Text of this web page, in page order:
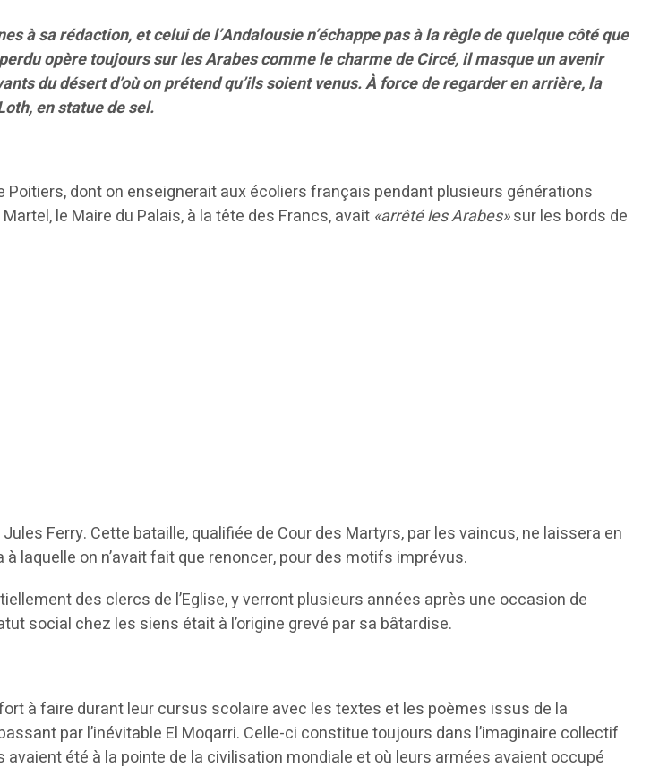
sa rédaction, et celui de l’Andalousie n’échappe pas à la règle de quelque côté que
opère toujours sur les Arabes comme le charme de Circé, il masque un avenir
du désert d’où on prétend qu’ils soient venus. À force de regarder en arrière, la
en statue de sel.
dont on enseignerait aux écoliers français pendant plusieurs générations
le Maire du Palais, à la tête des Francs, avait «arrêté les Arabes»sur les bords de
Ferry. Cette bataille, qualifiée de Cour des Martyrs, par les vaincus, ne laissera en
laquelle on n’avait fait que renoncer, pour des motifs imprévus.
des clercs de l’Eglise, y verront plusieurs années après une occasion de
social chez les siens était à l’origine grevé par sa bâtardise.
à faire durant leur cursus scolaire avec les textes et les poèmes issus de la
par l’inévitable El Moqarri. Celle-ci constitue toujours dans l’imaginaire collectif
été à la pointe de la civilisation mondiale et où leurs armées avaient occupé